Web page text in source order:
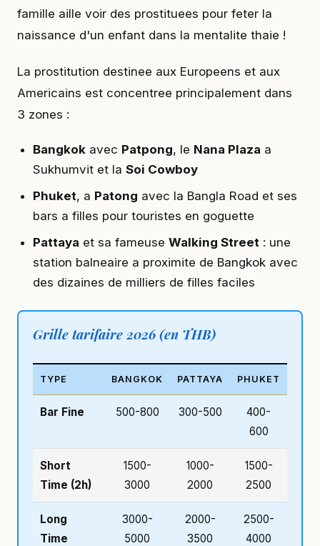
famille aille voir des prostituees pour feter la
naissance d'un enfant dans la mentalite thaie !
La prostitution destinee aux Europeens et aux
Americains est concentree principalement dans
3 zones :
Bangkok avec Patpong, le Nana Plaza a
Sukhumvit et laSoi Cowboy
Phuket, a Patong avec la Bangla Road et ses
bars a filles pour touristes en goguette
Pattaya et sa fameuseWalking Street : une
station balneaire a proximite de Bangkok avec
des dizaines de milliers de filles faciles
Grille tarifaire 2026 (en THB)
TYPE BANGKOK PATTAYA PHUKET
Bar Fine 500-800 300-500
400-
600
Short
Time (2h)
1500-
3000
1000-
2000
1500-
2500
Long
Time
3000-
5000
2000-
3500
2500-
4000